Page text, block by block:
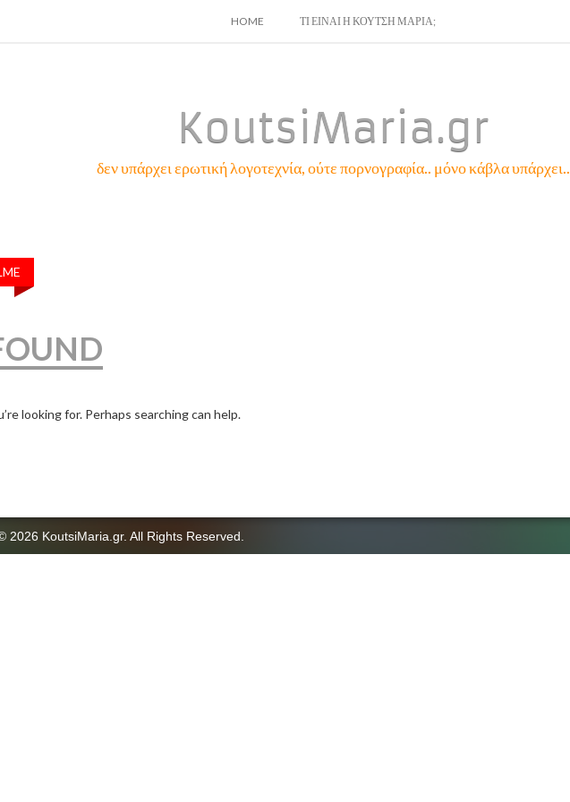
SKIP
HOME ΤΙ ΕΙΝΑΙ Η ΚΟΥΤΣΗ ΜΑΡΙΑ;
KoutsiMaria.gr
δεν υπάρχει ερωτική λογοτεχνία, ούτε πορνογραφία.. μόνο κάβλα υπάρχει..
looking for. Perhaps searching can help.
2026 KoutsiMaria.gr. All Rights Reserved.